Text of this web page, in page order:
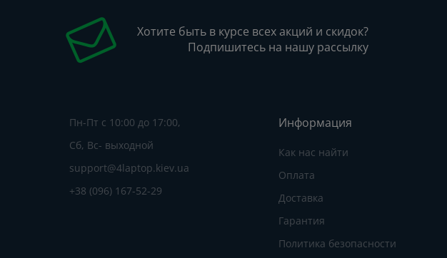
Хотите быть в курсе всех акций и скидок?
Подпишитесь на нашу рассылку
Пн-Пт с 10:00 до 17:00,
Сб, Вс- выходной
support@4laptop.kiev.ua
+38 (096) 167-52-29
Информация
Как нас найти
Оплата
Доставка
Гарантия
Политика безопасности